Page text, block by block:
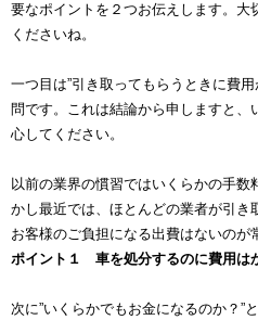
要なポイントを２つお伝えします。大
くださいね。
一つ目は”引き取ってもらうときに費
問です。これは結論から申しますと
心してください。
以前の業界の慣習ではいくらかの手数
かし最近では、ほとんどの業者が引き
お客様のご負担になる出費はないのが
ポイント１ 車を処分するのに費用は
次に”いくらかでもお金になるのか？”